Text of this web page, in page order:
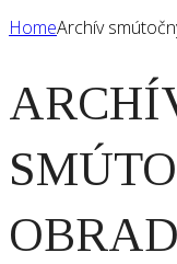
HomeArchív